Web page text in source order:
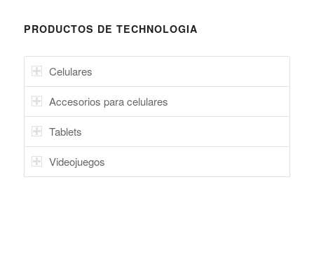
PRODUCTOS DE TECHNOLOGIA
Celulares
Accesorios para celulares
Tablets
Videojuegos